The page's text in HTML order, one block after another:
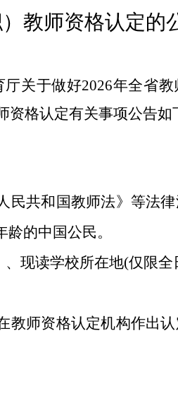
教师资格认定的
厅关于做好2026年全省教
资格认定有关事项公告如
民共和国教师法》等法
的中国公民。
、 现读学校所在地(仅限全
教师资格认定机构作出